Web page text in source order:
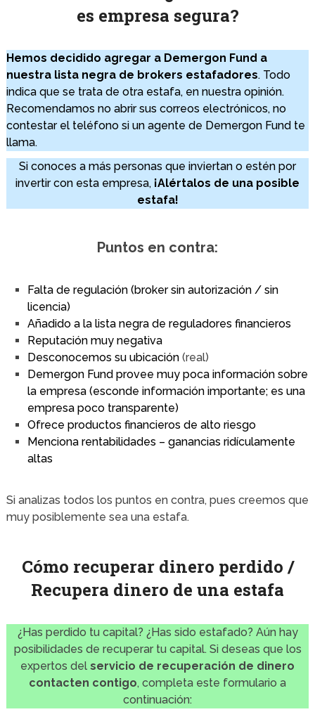
es empresa segura?
Hemos decidido agregar a Demergon Fund a
nuestra lista negra de brokers estafadores. Todo
indica que se trata de otra estafa, en nuestra opinión.
Recomendamos no abrir sus correos electrónicos, no
contestar el teléfono si un agente de Demergon Fund te
llama.
Si conoces a más personas que inviertan o estén por
invertir con esta empresa, ¡Alértalos de una posible
estafa!
Puntos en contra:
Falta de regulación (broker sin autorización / sin
licencia)
Añadido a la lista negra de reguladores financieros
Reputación muy negativa
Desconocemos su ubicación (real)
Demergon Fund provee muy poca información sobre
la empresa (esconde información importante; es una
empresa poco transparente)
Ofrece productos financieros de alto riesgo
Menciona rentabilidades – ganancias ridículamente
altas
Si analizas todos los puntos en contra, pues creemos que
muy posiblemente sea una estafa.
Cómo recuperar dinero perdido /
Recupera dinero de una estafa
¿Has perdido tu capital? ¿Has sido estafado? Aún hay
posibilidades de recuperar tu capital. Si deseas que los
expertos del servicio de recuperación de dinero
contacten contigo, completa este formulario a
continuación: